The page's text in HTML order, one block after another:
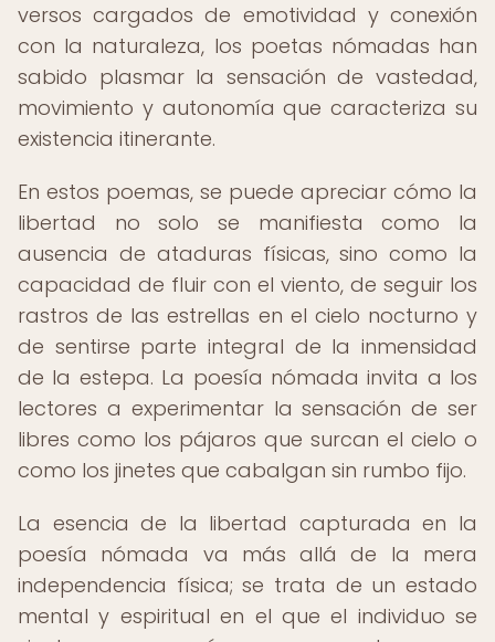
versos cargados de emotividad y conexión
con la naturaleza, los poetas nómadas han
sabido plasmar la sensación de vastedad,
movimiento y autonomía que caracteriza su
existencia itinerante.
En estos poemas, se puede apreciar cómo la
libertad no solo se manifiesta como la
ausencia de ataduras físicas, sino como la
capacidad de fluir con el viento, de seguir los
rastros de las estrellas en el cielo nocturno y
de sentirse parte integral de la inmensidad
de la estepa. La poesía nómada invita a los
lectores a experimentar la sensación de ser
libres como los pájaros que surcan el cielo o
como los jinetes que cabalgan sin rumbo fijo.
La esencia de la libertad capturada en la
poesía nómada va más allá de la mera
independencia física; se trata de un estado
mental y espiritual en el que el individuo se